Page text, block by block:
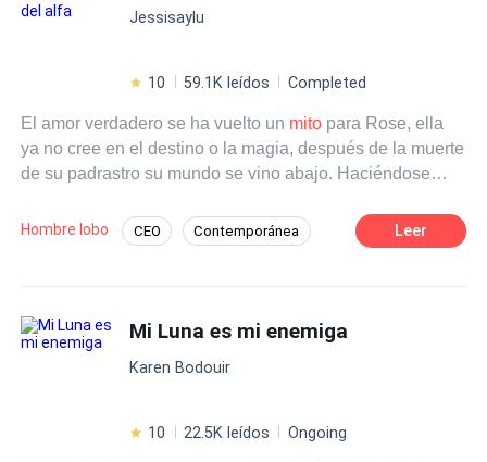
Jessisaylu
10 59.1K leídos Completed
El amor verdadero se ha vuelto un mito para Rose, ella
ya no cree en el destino o la magia, después de la muerte
de su padrastro su mundo se vino abajo. Haciéndose
empleo como asistente de limpieza en una de las
empresas más importantes del país, un trabajo que ella
primer día de trabajo, Rose observa algo que no debía.
¿Qué era esa extraña criatura en la oficina del CEO? ¿Y
por qué Jonah Casady, su jefe, parece haberse
Hombre lobo CEO Contemporánea Leer
Mi Luna es mi enemiga
Karen Bodouir
10 22.5K leídos Ongoing